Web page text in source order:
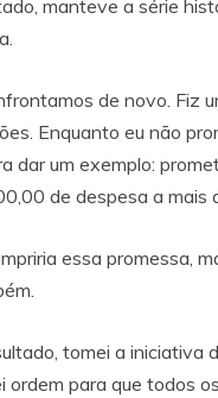
manteve a série
de novo. Fiz
Enquanto eu não
dar um exemplo:
de despesa a
essa promessa,
tomei a iniciativa
ordem para que todos